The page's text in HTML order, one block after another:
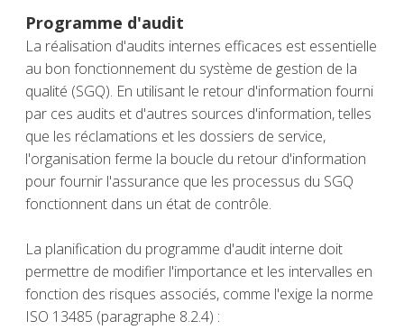
Programme d'audit
La réalisation d'audits internes efficaces est essentielle
au bon fonctionnement du système de gestion de la
qualité (SGQ). En utilisant le retour d'information fourni
par ces audits et d'autres sources d'information, telles
que les réclamations et les dossiers de service,
l'organisation ferme la boucle du retour d'information
pour fournir l'assurance que les processus du SGQ
fonctionnent dans un état de contrôle.
La planification du programme d'audit interne doit
permettre de modifier l'importance et les intervalles en
fonction des risques associés, comme l'exige la norme
ISO 13485 (paragraphe 8.2.4) :